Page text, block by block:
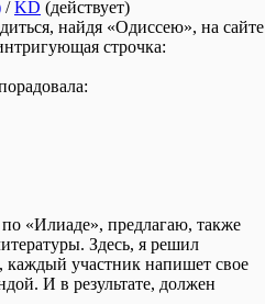
/KD (действует)
найдя «Одиссею», на сайте
строчка:
«Илиаде», предлагаю, также
Здесь, я решил
участник напишет свое
И в результате, должен